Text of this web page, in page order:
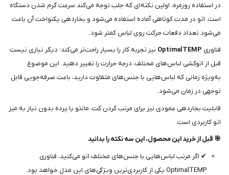
در استفاده روزمره، اولین نکته‌ای که جلب توجه می‌کند سرعت گرم شدن دستگاه
است. اتو در مدت کوتاهی آماده استفاده می‌شود و بخاردهی یکنواخت آن باعث
می‌شود تعداد دفعات حرکت روی لباس کمتر شود.
فناوری OptimalTEMP نیز تجربه کار را بسیار راحت‌تر می‌کند؛ دیگر نیازی نیست
قبل از اتوکشی لباس‌های مختلف، درجه حرارت را تغییر دهید. این موضوع
به‌ویژه زمانی که لباس‌هایی با جنس‌های متفاوت دارید، باعث صرفه‌جویی قابل
توجهی در زمان می‌شود.
قابلیت بخاردهی عمودی نیز برای مرتب کردن کت، مانتو یا پرده بدون نیاز به میز
اتو کاربردی است.
🎯 قبل از خرید این محصول، این سه نکته را بدانید
✔ اگر مرتب لباس‌هایی با جنس‌های مختلف اتو می‌کنید، فناوری
OptimalTEMP یکی از کاربردی‌ترین ویژگی‌های این مدل خواهد بود.